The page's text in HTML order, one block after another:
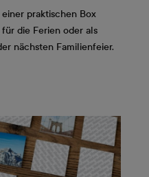
praktischen Box
die Ferien oder als
nächsten Familienfeier.